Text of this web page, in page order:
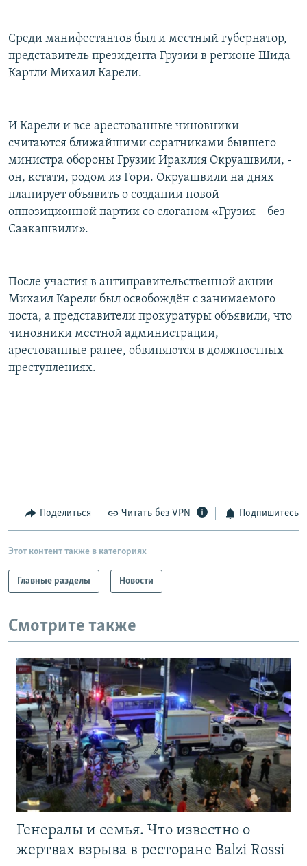
Среди манифестантов был и местный губернатор,
представитель президента Грузии в регионе Шида
Картли Михаил Карели.
И Карели и все арестованные чиновники
считаются ближайшими соратниками бывшего
министра обороны Грузии Ираклия Окруашвили, -
он, кстати, родом из Гори. Окруашвили на днях
планирует объявить о создании новой
оппозиционной партии со слоганом «Грузия – без
Саакашвили».
После участия в антиправительственной акции
Михаил Карели был освобождён с занимаемого
поста, а представители прокуратуры объявили, что
чиновники местной администрации,
арестованные ранее, обвиняются в должностных
преступлениях.
Поделиться Читать без VPN Подпишитесь
Этот контент также в категориях
Главные разделы Новости
Смотрите также
Генералы и семья. Что известно о
жертвах взрыва в ресторане Balzi Rossi